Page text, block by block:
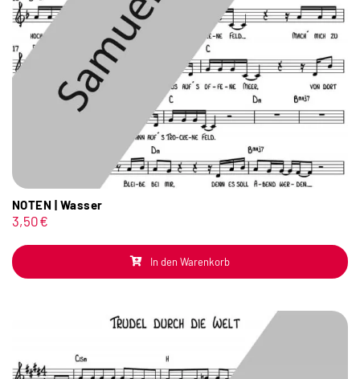
NOTEN | Wasser
3,50€
In den Warenkorb